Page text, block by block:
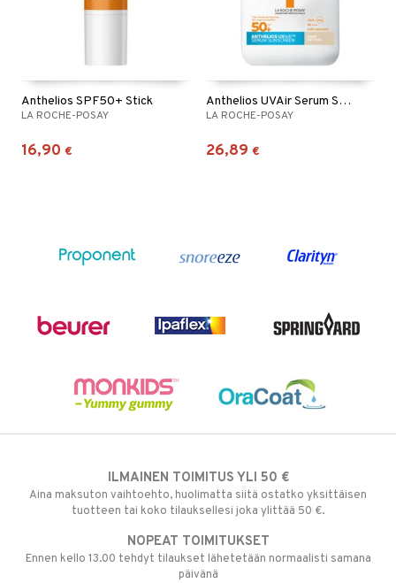
Anthelios SPF50+ Stick
LA ROCHE-POSAY
16,90 €
Anthelios UVAir Serum Sunscr Tinted Light SPF50+
LA ROCHE-POSAY
26,89 €
ILMAINEN TOIMITUS YLI 50 €
Aina maksuton vaihtoehto, huolimatta siitä ostatko yksittäisen
tuotteen tai koko tilauksellesi joka ylittää 50 €.
NOPEAT TOIMITUKSET
Ennen kello 13.00 tehdyt tilaukset lähetetään normaalisti samana
päivänä